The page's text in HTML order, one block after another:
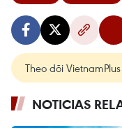
Theo dõi VietnamPlus
NOTICIAS